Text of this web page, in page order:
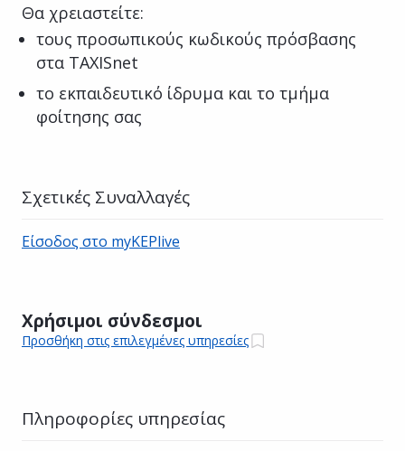
Θα χρειαστείτε:
τους προσωπικούς κωδικούς πρόσβασης
στα TAXISnet
το εκπαιδευτικό ίδρυμα και το τμήμα
φοίτησης σας
Χρήσιμοι σύνδεσμοι
Προσθήκη στις επιλεγμένες υπηρεσίες
Σχετικές Συναλλαγές
Είσοδος στο myKEPlive
Πληροφορίες υπηρεσίας